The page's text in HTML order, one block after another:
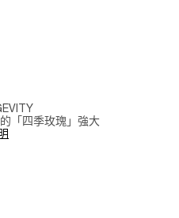
「四季玫瑰」強大